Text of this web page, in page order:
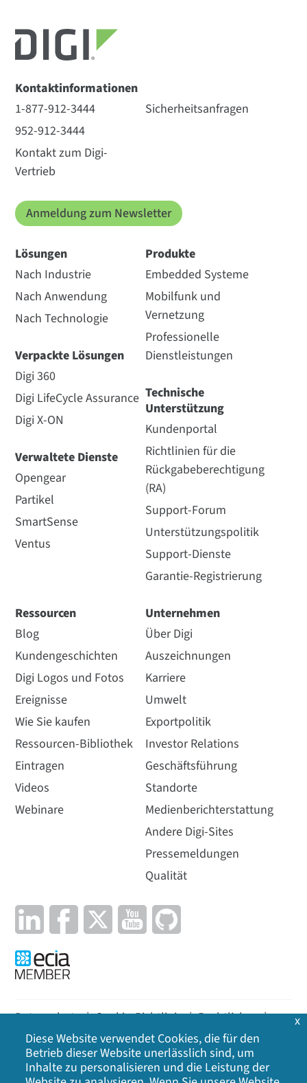
Kontaktinformationen
1-877-912-3444
952-912-3444
Kontakt zum Digi-
Vertrieb
Sicherheitsanfragen
Anmeldung zum Newsletter
Lösungen
Nach Industrie
Nach Anwendung
Nach Technologie
Verpackte Lösungen
Digi 360
Digi LifeCycle Assurance
Digi X-ON
Verwaltete Dienste
Opengear
Partikel
SmartSense
Ventus
Produkte
Embedded Systeme
Mobilfunk und
Vernetzung
Professionelle
Dienstleistungen
Technische
Unterstützung
Kundenportal
Richtlinien für die
Rückgabeberechtigung
(RA)
Support-Forum
Unterstützungspolitik
Support-Dienste
Garantie-Registrierung
Ressourcen
Blog
Kundengeschichten
Digi Logos und Fotos
Ereignisse
Wie Sie kaufen
Ressourcen-Bibliothek
Eintragen
Videos
Webinare
Unternehmen
Über Digi
Auszeichnungen
Karriere
Umwelt
Exportpolitik
Investor Relations
Geschäftsführung
Standorte
Medienberichterstattung
Andere Digi-Sites
Pressemeldungen
Qualität
Datenschutz | Cookie-Richtlinie | Rechtliches |
Lageplan
©2026Digi International Inc. Alle Rechte
Diese Website verwendet Cookies, die für den
Betrieb dieser Website unerlässlich sind, um
Inhalte zu personalisieren und die Leistung der
x